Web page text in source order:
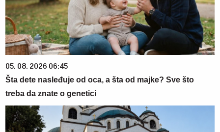
05. 08. 2026 06:45
Šta dete nasleđuje od oca, a šta od majke? Sve što
treba da znate o genetici